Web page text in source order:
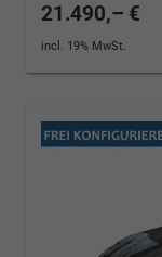
21.490,– €
incl. 19% MwSt.